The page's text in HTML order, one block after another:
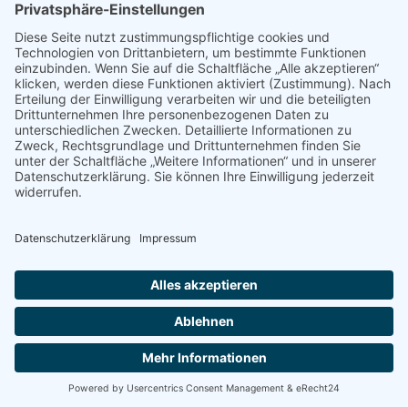
Montag bis Freitag 8-18 Uhr
Samstag 8-12:30 Uhr
Datenschutz
Wiederrufsbelehrung